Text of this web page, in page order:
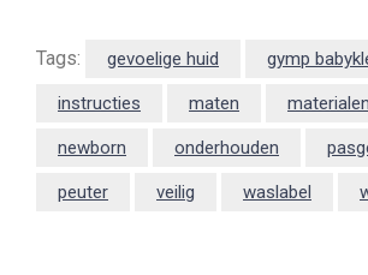
Tags: gevoelige huid gymp
instructies maten materialen
newborn onderhouden
peuter veilig waslabel